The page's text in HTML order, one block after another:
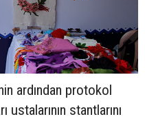
ardından protokol
stantlarını